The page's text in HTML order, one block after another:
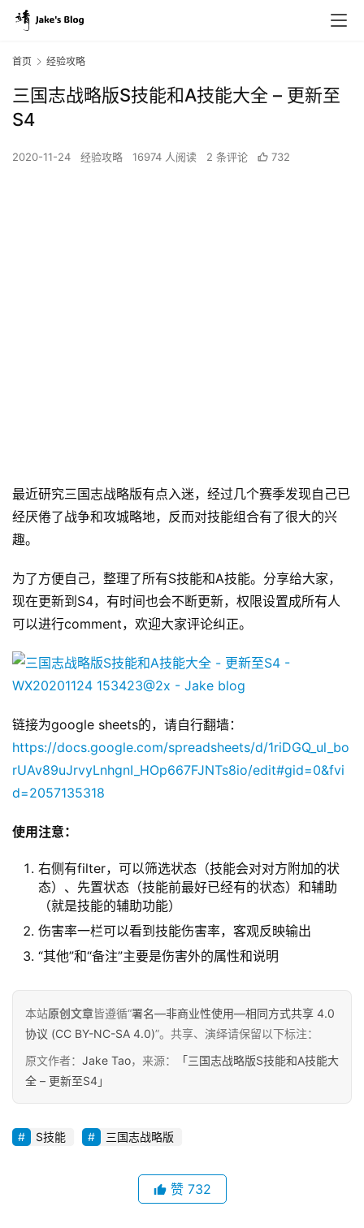
首页 经验攻略
三国志战略版S技能和A技能大全 – 更新至
S4
2020-11-24 经验攻略 16974 人阅读 2 条评论 732
最近研究三国志战略版有点入迷，经过几个赛季发现自己已
经厌倦了战争和攻城略地，反而对技能组合有了很大的兴
趣。
为了方便自己，整理了所有S技能和A技能。分享给大家，
现在更新到S4，有时间也会不断更新，权限设置成所有人
可以进行comment，欢迎大家评论纠正。
链接为google sheets的，请自行翻墙：
https://docs.google.com/spreadsheets/d/1riDGQ_ul_bo
rUAv89uJrvyLnhgnI_HOp667FJNTs8io/edit#gid=0&fvi
d=2057135318
使用注意：
右侧有filter，可以筛选状态（技能会对对方附加的状
态）、先置状态（技能前最好已经有的状态）和辅助
（就是技能的辅助功能）
伤害率一栏可以看到技能伤害率，客观反映输出
“其他”和“备注”主要是伤害外的属性和说明
本站原创文章皆遵循“署名—非商业性使用—相同方式共享 4.0
协议 (CC BY-NC-SA 4.0)”。共享、演绎请保留以下标注：
原文作者： Jake Tao，来源：
「三国志战略版S技能和A技能大
全 – 更新至S4」
S技能 三国志战略版
赞 732